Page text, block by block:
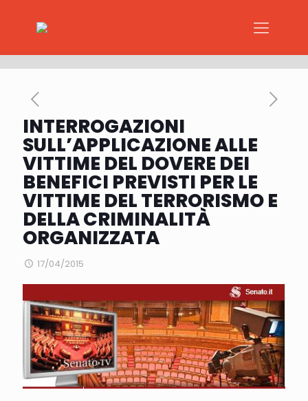
INTERROGAZIONI
SULL’APPLICAZIONE ALLE
VITTIME DEL DOVERE DEI
BENEFICI PREVISTI PER LE
VITTIME DEL TERRORISMO E
DELLA CRIMINALITÀ
ORGANIZZATA
17/04/2015